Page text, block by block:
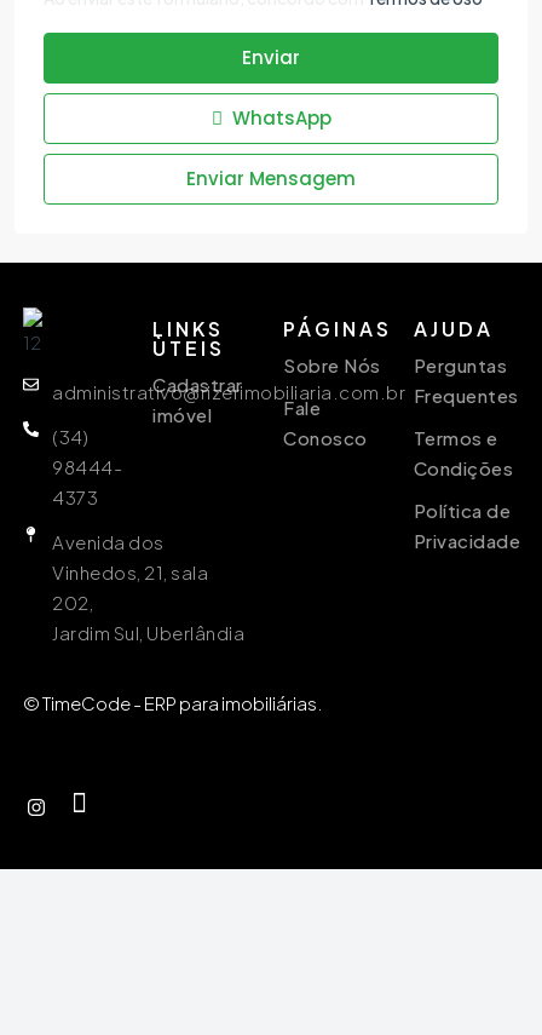
Enviar
WhatsApp
Enviar Mensagem
administrativo@rizerimobiliaria.com.br
(34)
98444-
4373
Avenida dos
Vinhedos, 21, sala
202,
Jardim Sul, Uberlândia
LINKS
ÙTEIS
Cadastrar
imóvel
PÁGINAS
Sobre Nós
Fale
Conosco
AJUDA
Perguntas
Frequentes
Termos e
Condições
Política de
Privacidade
© TimeCode - ERP para imobiliárias.